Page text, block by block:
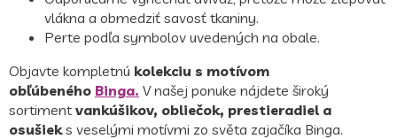
vlákna a obmedziť savosť tkaniny.
Perte podľa symbolov uvedených na obale.
Objavte kompletnú kolekciu s motívom
obľúbeného Binga. V našej ponuke nájdete široký
sortiment vankúšikov, obliečok, prestieradiel a
osušiek s veselými motívmi zo světa zajačíka Binga.